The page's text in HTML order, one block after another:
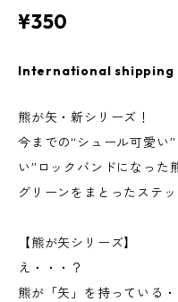
¥350
International shipping
熊が矢・新シリーズ！
今までの“シュール可愛い
い”ロックバンドになった
グリーンをまとったステッ
【熊が矢シリーズ】
え・・・？
熊が「矢」を持っている・